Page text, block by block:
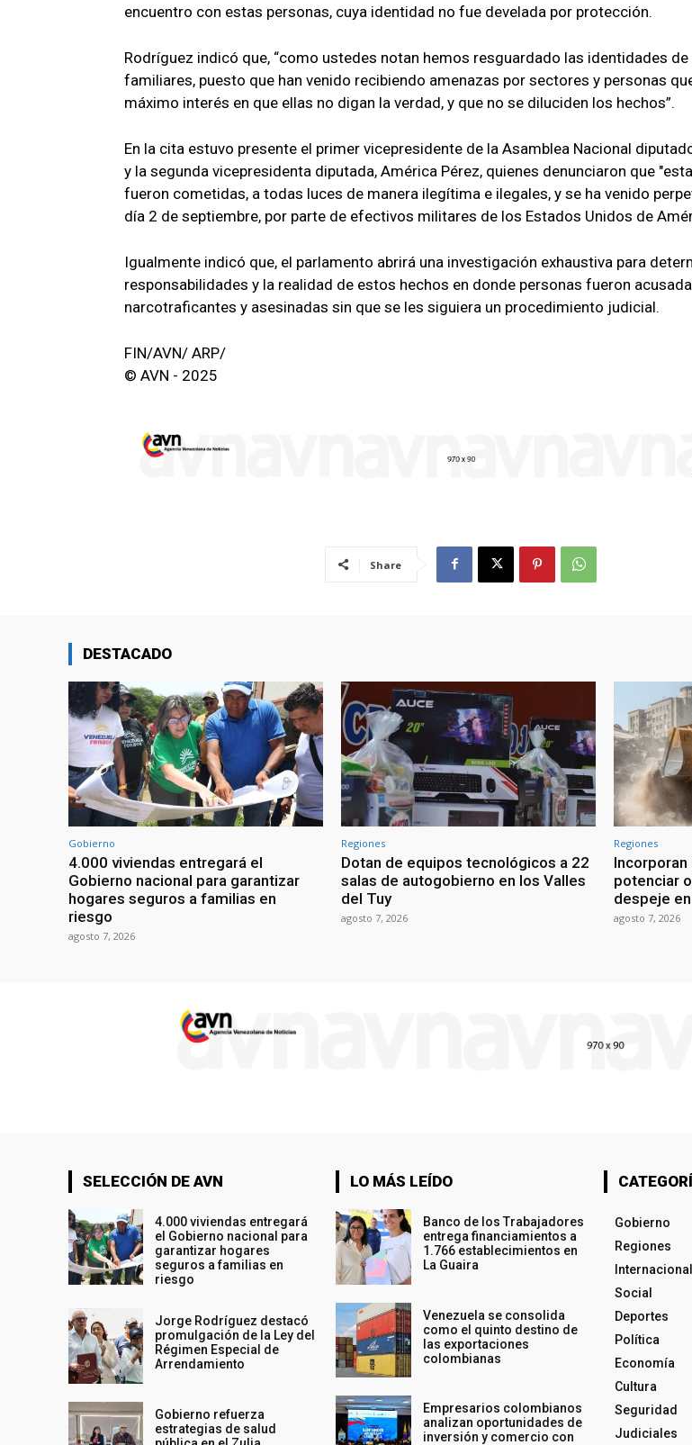
encuentro con estas personas, cuya identidad no fue develada por protección.
Rodríguez indicó que, “como ustedes notan hemos resguardado las identidades
familiares, puesto que han venido recibiendo amenazas por sectores y personas
máximo interés en que ellas no digan la verdad, y que no se diluciden los hechos”.
En la cita estuvo presente el primer vicepresidente de la Asamblea Nacional
y la segunda vicepresidenta diputada, América Pérez, quienes denunciaron que
fueron cometidas, a todas luces de manera ilegítima e ilegales, y se ha venido
día 2 de septiembre, por parte de efectivos militares de los Estados Unidos de
Igualmente indicó que, el parlamento abrirá una investigación exhaustiva para
responsabilidades y la realidad de estos hechos en donde personas fueron
narcotraficantes y asesinadas sin que se les siguiera un procedimiento judicial.
FIN/AVN/ ARP/
© AVN - 2025
Share
DESTACADO
Gobierno
4.000 viviendas entregará el
Gobierno nacional para garantizar
hogares seguros a familias en
riesgo
agosto 7, 2026
Regiones
Dotan de equipos tecnológicos a 22
salas de autogobierno en los Valles
del Tuy
agosto 7, 2026
Regiones
Incorporan
potenciar
despeje
agosto 7, 2026
SELECCIÓN DE AVN
4.000 viviendas entregará
el Gobierno nacional para
garantizar hogares
seguros a familias en
riesgo
Jorge Rodríguez destacó
promulgación de la Ley del
Régimen Especial de
Arrendamiento
Gobierno refuerza
estrategias de salud
LO MÁS LEÍDO
Banco de los Trabajadores
entrega financiamientos a
1.766 establecimientos en
La Guaira
Venezuela se consolida
como el quinto destino de
las exportaciones
colombianas
Empresarios colombianos
analizan oportunidades de
inversión y comercio con
Gobierno
Regiones
Internacional
Social
Deportes
Política
Economía
Cultura
Seguridad
Judiciales